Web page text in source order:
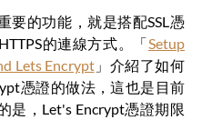
要的功能，就是搭配SSL憑
的連線方式。「Setup
Lets Encrypt」介紹了如何
憑證的做法，這也是目前
是，Let's Encrypt憑證期限